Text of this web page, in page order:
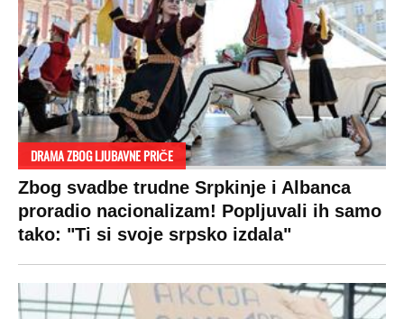
DRAMA ZBOG LJUBAVNE PRIČE
Zbog svadbe trudne Srpkinje i Albanca
proradio nacionalizam! Popljuvali ih samo
tako: "Ti si svoje srpsko izdala"